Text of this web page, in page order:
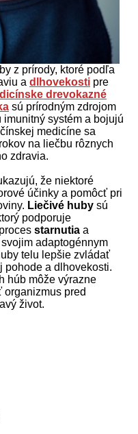
z prírody, ktoré podľa
a dlhovekosti pre
drevokazné
sú prírodným zdrojom
imunitný systém a bojujú
medicíne sa
na liečbu rôznych
zdravia.
že niektoré
účinky a pomôcť pri
Liečivé huby sú
podporuje
starnutia a
adaptogénnym
telu lepšie zvládať
pohode a dlhovekosti.
húb môže výrazne
pred
život.